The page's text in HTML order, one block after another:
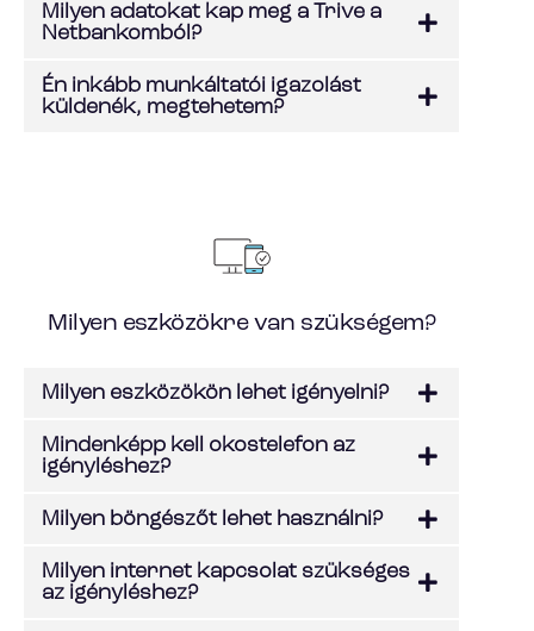
Milyen adatokat kap meg a Trive a
Netbankomból?
Én inkább munkáltatói igazolást
küldenék, megtehetem?
Milyen eszközökre van szükségem?
Milyen eszközökön lehet igényelni?
Mindenképp kell okostelefon az
igényléshez?
Milyen böngészőt lehet használni?
Milyen internet kapcsolat szükséges
az igényléshez?